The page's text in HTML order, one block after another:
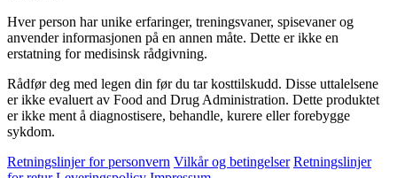
Hver person har unike erfaringer, treningsvaner, spisevaner og
anvender informasjonen på en annen måte. Dette er ikke en
erstatning for medisinsk rådgivning.
Rådfør deg med legen din før du tar kosttilskudd. Disse uttalelsene
er ikke evaluert av Food and Drug Administration. Dette produktet
er ikke ment å diagnostisere, behandle, kurere eller forebygge
sykdom.
Retningslinjer for personvern Vilkår og betingelser Retningslinjer